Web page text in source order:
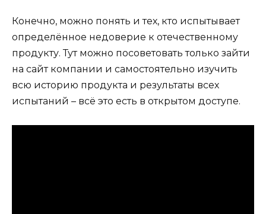
Конечно, можно понять и тех, кто испытывает
определённое недоверие к отечественному
продукту. Тут можно посоветовать только зайти
на сайт компании и самостоятельно изучить
всю историю продукта и результаты всех
испытаний – всё это есть в открытом доступе.